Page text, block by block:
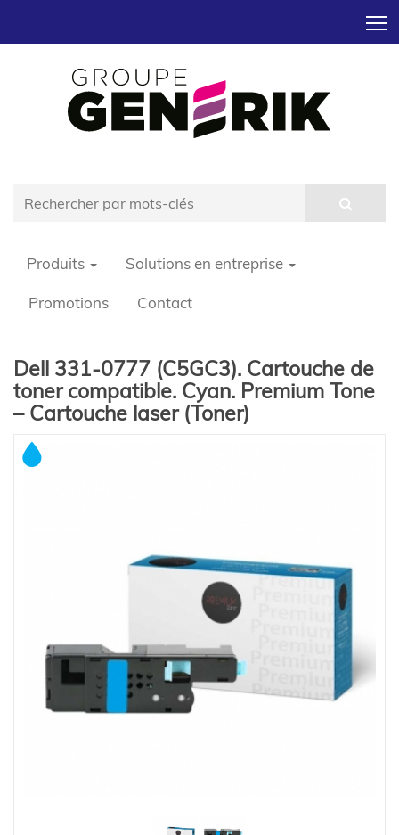
Produits Solutions en entreprise
Promotions Contact
Dell 331-0777 (C5GC3). Cartouche de
toner compatible. Cyan. Premium Tone
– Cartouche laser (Toner)